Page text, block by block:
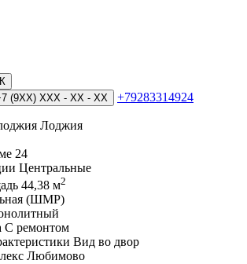
(9XX) XXX - XX - XX +79283314924
Лоджия
24
Центральные
44,38 м2
(ШМР)
С ремонтом
Вид во двор
Любимово